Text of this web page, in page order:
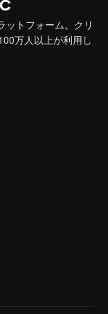
ットフォーム。クリ
万人以上が利用し